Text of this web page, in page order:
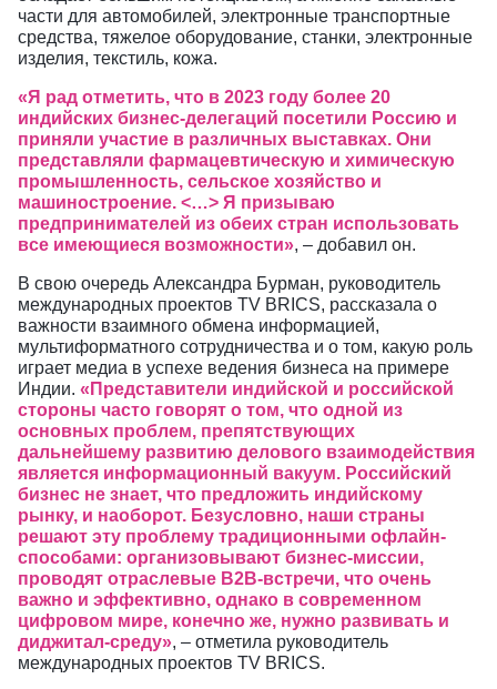
части для автомобилей, электронные транспортные
средства, тяжелое оборудование, станки, электронные
изделия, текстиль, кожа.
«Я рад отметить, что в 2023 году более 20
индийских бизнес-делегаций посетили Россию и
приняли участие в различных выставках. Они
представляли фармацевтическую и химическую
промышленность, сельское хозяйство и
машиностроение. <…> Я призываю
предпринимателей из обеих стран использовать
все имеющиеся возможности», – добавил он.
В свою очередь Александра Бурман, руководитель
международных проектов TV BRICS, рассказала о
важности взаимного обмена информацией,
мультиформатного сотрудничества и о том, какую роль
играет медиа в успехе ведения бизнеса на примере
Индии. «Представители индийской и российской
стороны часто говорят о том, что одной из
основных проблем, препятствующих
дальнейшему развитию делового взаимодействия
является информационный вакуум. Российский
бизнес не знает, что предложить индийскому
рынку, и наоборот. Безусловно, наши страны
решают эту проблему традиционными офлайн-
способами: организовывают бизнес-миссии,
проводят отраслевые B2B-встречи, что очень
важно и эффективно, однако в современном
цифровом мире, конечно же, нужно развивать и
диджитал-среду», – отметила руководитель
международных проектов TV BRICS.